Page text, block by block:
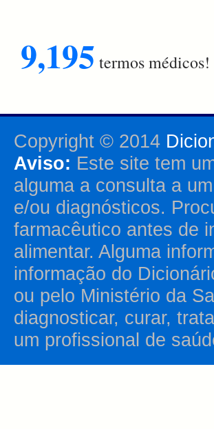
9,195 termos médicos!
Copyright © 2014
Aviso: Este site tem
alguma a consulta a
e/ou diagnósticos.
farmacêutico antes de
alimentar. Alguma
informação do
ou pelo Ministério da
diagnosticar, curar,
um profissional de